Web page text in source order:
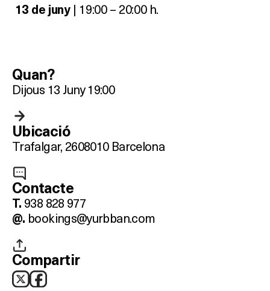
13 de juny| 19:00 – 20:00 h.
Quan?
Dijous 13 Juny 19:00
Ubicació
Trafalgar, 2608010 Barcelona
Contacte
T. 938 828 977
@. bookings@yurbban.com
Compartir